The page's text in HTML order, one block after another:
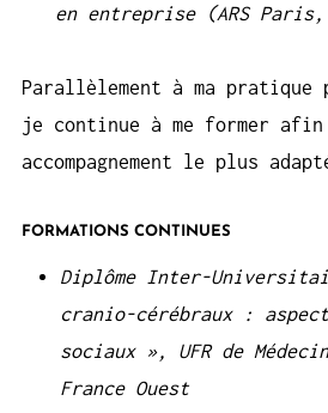
en entreprise (ARS Paris,
Parallèlement à ma pratique
je continue à me former afin
accompagnement le plus
FORMATIONS CONTINUES
Diplôme Inter-
cranio-cérébraux :
sociaux », UFR de
France Ouest